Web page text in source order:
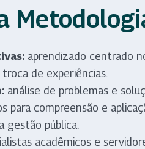
aprendizado centrado
de experiências.
análise de problemas e
para compreensão e
gestão pública.
acadêmicos e